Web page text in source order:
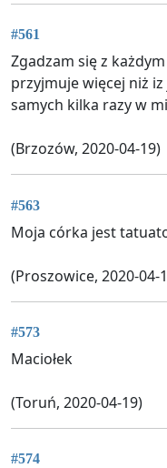
#561
Zgadzam się z
przyjmuje więcej niż
samych kilka razy w
(Brzozów, 2020-04-19)
#563
Moja córka jest
(Proszowice, 2020-04-
#573
Maciołek
(Toruń, 2020-04-19)
#574